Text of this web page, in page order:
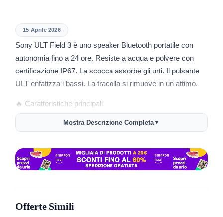
15 Aprile 2026
Sony ULT Field 3 è uno speaker Bluetooth portatile con
autonomia fino a 24 ore. Resiste a acqua e polvere con
certificazione IP67. La scocca assorbe gli urti. Il pulsante
ULT enfatizza i bassi. La tracolla si rimuove in un attimo.
🔥 Caratteristiche principali
🔊 Bassi enfatizzati con tasto ULT, doppio radiatore
🎵 Woofer e tweeter dedicati per suono chiaro a volume
elevato.
audio.
Mostra Descrizione Completa▼
Offerte Simili